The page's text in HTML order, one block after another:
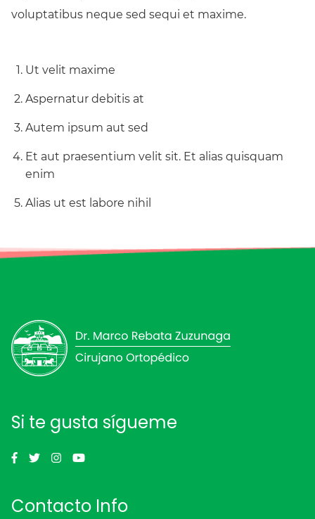
voluptatibus neque sed sequi et maxime.
Ut velit maxime
Aspernatur debitis at
Autem ipsum aut sed
Et aut praesentium velit sit. Et alias quisquam
enim
Alias ut est labore nihil
Si te gusta sígueme
Contacto Info